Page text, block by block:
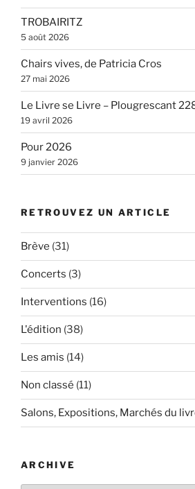
TROBAIRITZ
5 août 2026
Chairs vives, de Patricia Cros
27 mai 2026
Le Livre se Livre – Plougrescant
19 avril 2026
Pour 2026
9 janvier 2026
RETROUVEZ UN ARTICLE
Brève (31)
Concerts (3)
Interventions (16)
L'édition (38)
Les amis (14)
Non classé (11)
Salons, Expositions, Marchés du
ARCHIVE